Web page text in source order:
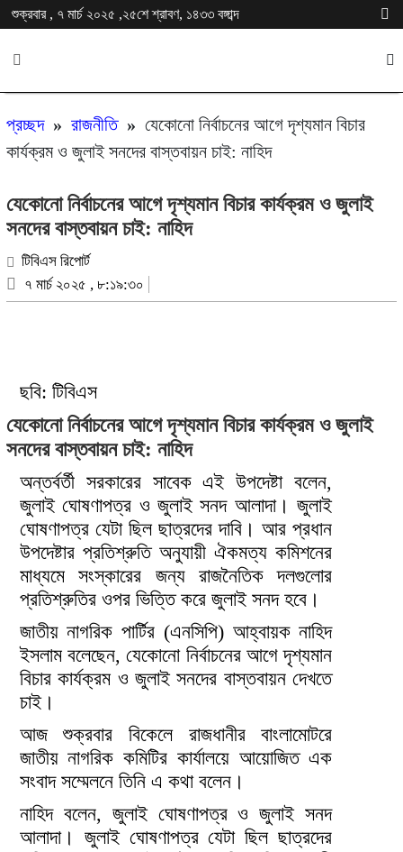
শুক্রবার , ৭ মার্চ ২০২৫ ,২৫শে শ্রাবণ, ১৪৩৩ বঙ্গাব্দ
প্রচ্ছদ» রাজনীতি» যেকোনো নির্বাচনের আগে দৃশ্যমান বিচার
কার্যক্রম ও জুলাই সনদের বাস্তবায়ন চাই: নাহিদ
যেকোনো নির্বাচনের আগে দৃশ্যমান বিচার কার্যক্রম ও জুলাই
সনদের বাস্তবায়ন চাই: নাহিদ
টিবিএস রিপোর্ট
৭ মার্চ ২০২৫ , ৮:১৯:৩০
ছবি: টিবিএস
যেকোনো নির্বাচনের আগে দৃশ্যমান বিচার কার্যক্রম ও জুলাই
সনদের বাস্তবায়ন চাই: নাহিদ
অন্তর্বর্তী সরকারের সাবেক এই উপদেষ্টা বলেন,
জুলাই ঘোষণাপত্র ও জুলাই সনদ আলাদা। জুলাই
ঘোষণাপত্র যেটা ছিল ছাত্রদের দাবি। আর প্রধান
উপদেষ্টার প্রতিশ্রুতি অনুযায়ী ঐকমত্য কমিশনের
মাধ্যমে সংস্কারের জন্য রাজনৈতিক দলগুলোর
প্রতিশ্রুতির ওপর ভিত্তি করে জুলাই সনদ হবে।
জাতীয় নাগরিক পার্টির (এনসিপি) আহ্বায়ক নাহিদ
ইসলাম বলেছেন, যেকোনো নির্বাচনের আগে দৃশ্যমান
বিচার কার্যক্রম ও জুলাই সনদের বাস্তবায়ন দেখতে
চাই।
আজ শুক্রবার বিকেলে রাজধানীর বাংলামোটরে
জাতীয় নাগরিক কমিটির কার্যালয়ে আয়োজিত এক
সংবাদ সম্মেলনে তিনি এ কথা বলেন।
নাহিদ বলেন, জুলাই ঘোষণাপত্র ও জুলাই সনদ
আলাদা। জুলাই ঘোষণাপত্র যেটা ছিল ছাত্রদের